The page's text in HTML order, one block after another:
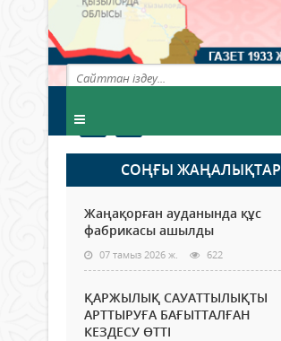
СОҢҒЫ ЖАҢАЛЫҚТАР
Жаңақорған ауданында құс
фабрикасы ашылды
07 тамыз 2026 ж. 622
ҚАРЖЫЛЫҚ САУАТТЫЛЫҚТЫ
АРТТЫРУҒА БАҒЫТТАЛҒАН
КЕЗДЕСУ ӨТТІ